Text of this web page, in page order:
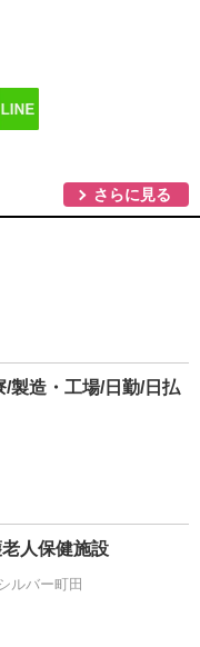
さらに見る
/製造・工場/日勤/日払
人保健施設
ルバー町田